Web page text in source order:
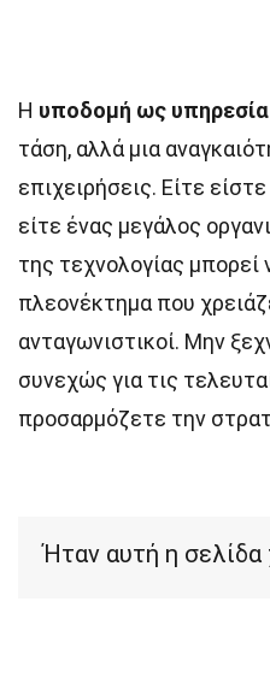
Η υποδομή ως υπηρεσία
τάση, αλλά μια
επιχειρήσεις. Είτε
είτε ένας μεγάλος
της τεχνολογίας
πλεονέκτημα που
ανταγωνιστικοί. Μην
συνεχώς για τις
προσαρμόζετε την
Ήταν αυτή η σελίδα